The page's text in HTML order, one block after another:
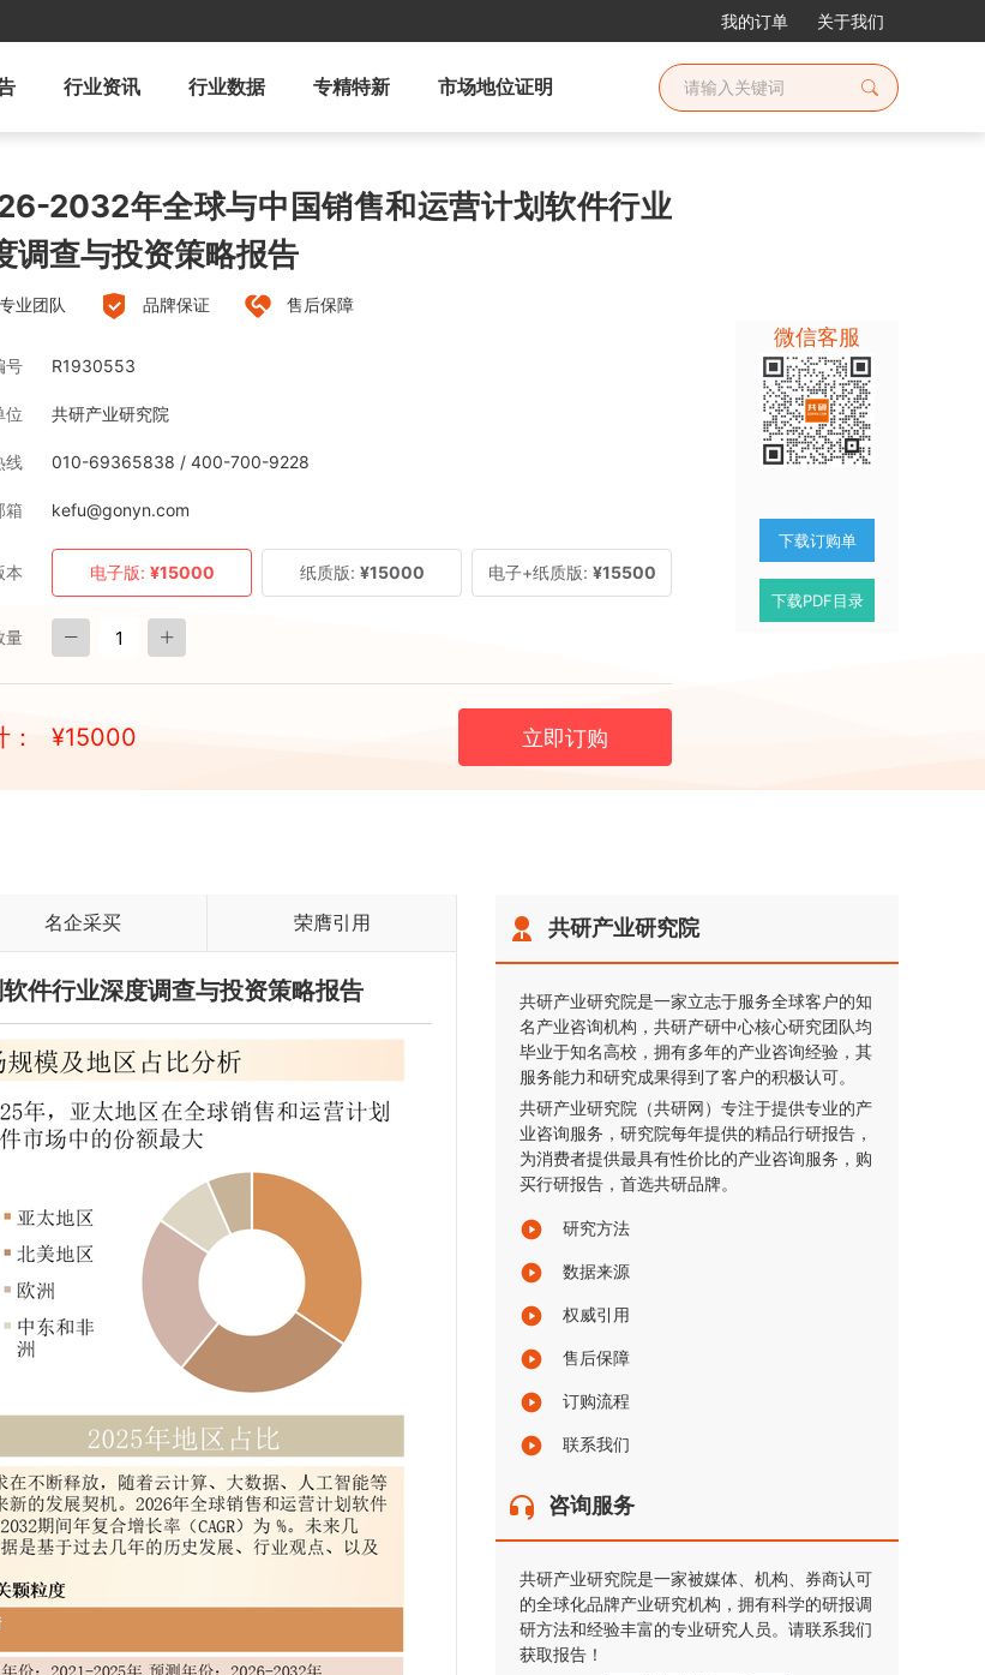
我的订单 关于我们
行业资讯 行业数据 专精特新 市场地位证明
2032年全球与中国销售和运营计划软件行业
调查与投资策略报告
专业团队 品牌保证 售后保障
号 R1930553
位 共研产业研究院
线 010-69365838 / 400-700-9228
箱 kefu@gonyn.com
本 电子版: ¥15000 纸质版: ¥15000 电子+纸质版: ¥15500
量
¥15000 立即订购
微信客服
下载订购单
下载PDF目录
名企采买 荣膺引用
件行业深度调查与投资策略报告
共研产业研究院
共研产业研究院是一家立志于服务全球客户的知
名产业咨询机构，共研产研中心核心研究团队均
毕业于知名高校，拥有多年的产业咨询经验，其
服务能力和研究成果得到了客户的积极认可。
共研产业研究院（共研网）专注于提供专业的产
业咨询服务，研究院每年提供的精品行研报告，
为消费者提供最具有性价比的产业咨询服务，购
买行研报告，首选共研品牌。
研究方法
数据来源
权威引用
售后保障
订购流程
联系我们
咨询服务
共研产业研究院是一家被媒体、机构、券商认可
的全球化品牌产业研究机构，拥有科学的研报调
研方法和经验丰富的专业研究人员。请联系我们
获取报告！